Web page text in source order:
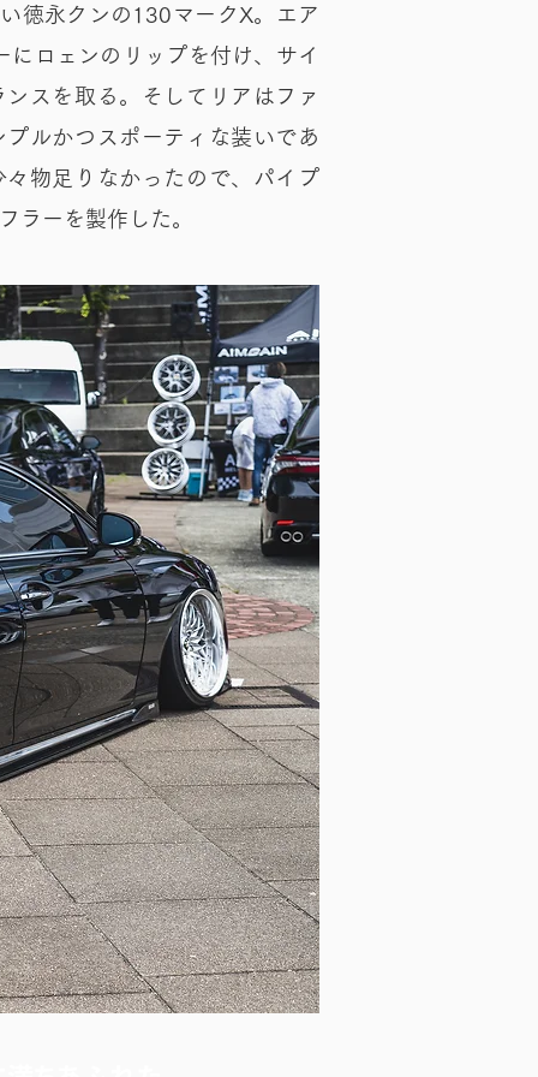
徳永クンの130マークX。エア
にロェンのリップを付け、サイ
スを取る。そしてリアはファ
ルかつスポーティな装いであ
物足りなかったので、パイプ
ラーを製作した。